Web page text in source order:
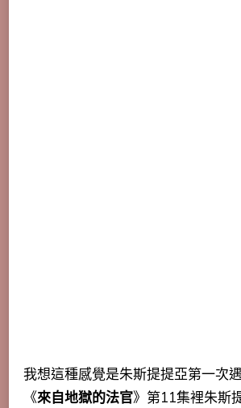
我想這種感覺是朱斯提提亞第一次
《來自地獄的法官》第11集裡朱斯